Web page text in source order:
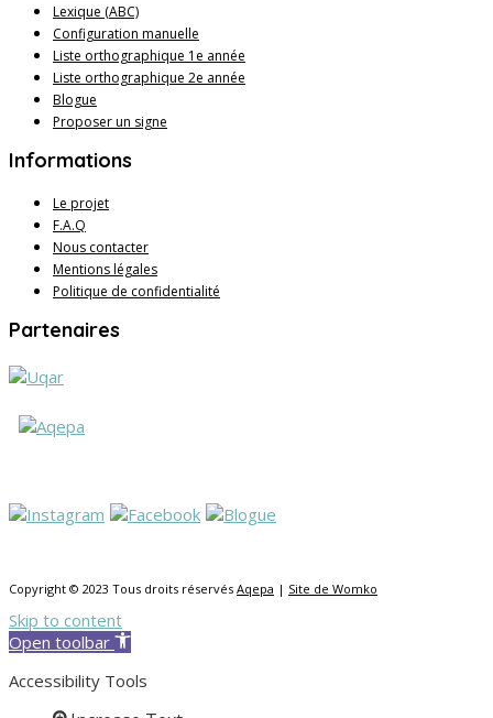
Lexique (ABC)
Configuration manuelle
Liste orthographique 1e année
Liste orthographique 2e année
Blogue
Proposer un signe
Informations
Le projet
F.A.Q
Nous contacter
Mentions légales
Politique de confidentialité
Partenaires
Copyright © 2023 Tous droits réservés Aqepa | Site de Womko
Skip to content
Open toolbar
Accessibility Tools